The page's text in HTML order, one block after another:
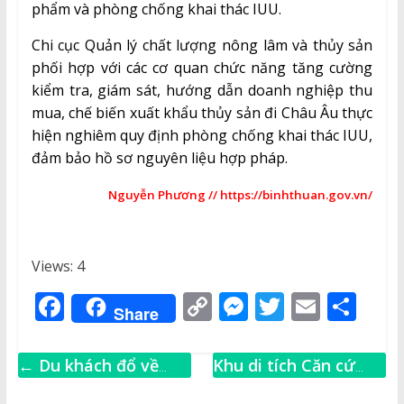
phẩm và phòng chống khai thác IUU.
Chi cục Quản lý chất lượng nông lâm và thủy sản
phối hợp với các cơ quan chức năng tăng cường
kiểm tra, giám sát, hướng dẫn doanh nghiệp thu
mua, chế biến xuất khẩu thủy sản đi Châu Âu thực
hiện nghiêm quy định phòng chống khai thác IUU,
đảm bảo hồ sơ nguyên liệu hợp pháp.
Nguyễn Phương // https://binhthuan.gov.vn/
Views: 4
F
a
c
Share C
o
p
M
e
ss
T
w
it
E
m
ai
S
ar
← Du khách đổ về
Khu di tích Căn cứ